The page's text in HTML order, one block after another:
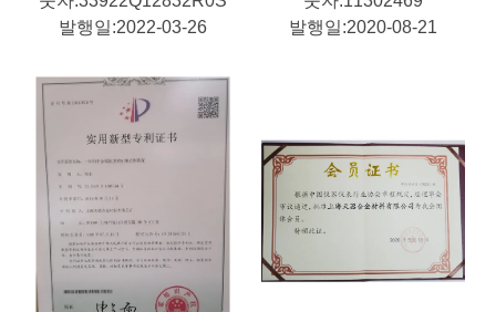
발행일:2022-03-26
발행일:2020-08-21